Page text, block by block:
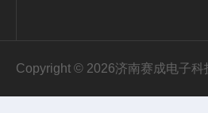
Copyright © 2026济南赛成电子